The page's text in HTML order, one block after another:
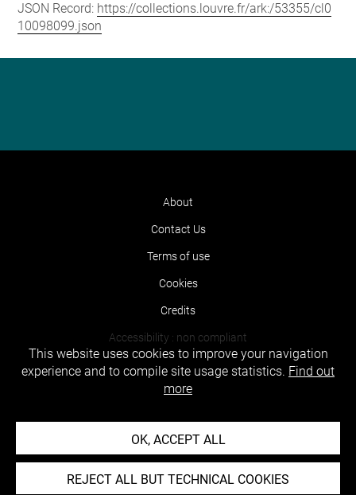
JSON Record: https://collections.louvre.fr/ark:/53355/cl0
10098099.json
About
Contact Us
Terms of use
Cookies
Credits
Accessibility : non compliant
This website uses cookies to improve your navigation
experience and to compile site usage statistics. Find out
more
OK, ACCEPT ALL
REJECT ALL BUT TECHNICAL COOKIES